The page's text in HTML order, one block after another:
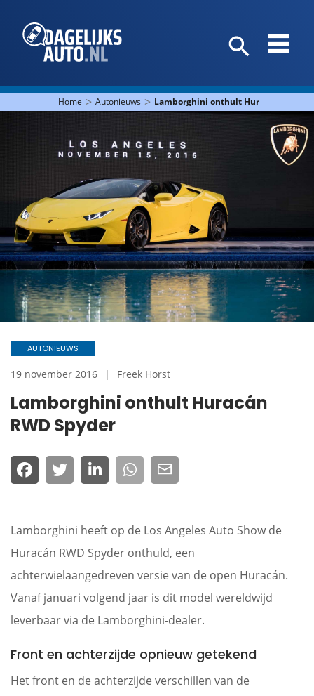
Home > Autonieuws > Lamborghini onthult Huracán RWD
Lamborghini onthult Huracán
RWD Spyder
AUTONIEUWS
19 november 2016 Freek Horst
Lamborghini heeft op de Los Angeles Auto Show de
Huracán RWD Spyder onthuld, een
achterwielaangedreven versie van de open Huracán.
Vanaf januari volgend jaar is dit model wereldwijd
leverbaar via de Lamborghini-dealer.
Front en achterzijde opnieuw getekend
Het front en de achterzijde verschillen van de